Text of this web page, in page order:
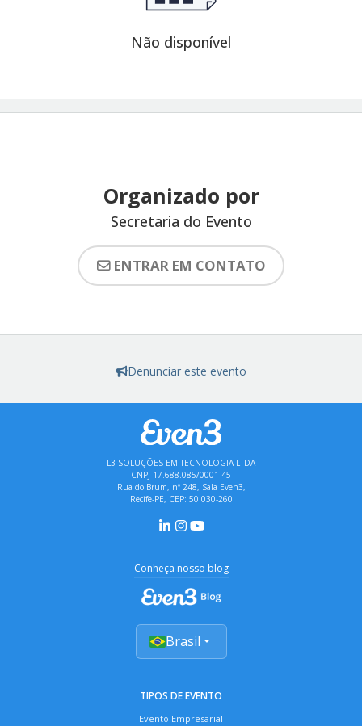
Não disponível
Organizado por
Secretaria do Evento
ENTRAR EM CONTATO
Denunciar este evento
L3 SOLUÇÕES EM TECNOLOGIA LTDA
CNPJ 17.688.085/0001-45
Rua do Brum, nº 248, Sala Even3,
Recife-PE, CEP: 50.030-260
Conheça nosso blog
Brasil
TIPOS DE EVENTO
Evento Empresarial